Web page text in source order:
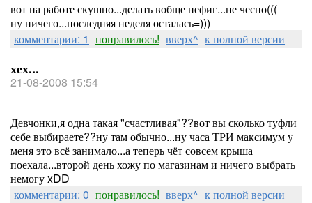
вот на работе скушно...делать вобще нефиг...не чесно(((
ну ничего...последняя неделя осталась=)))
комментарии: 1 понравилось! вверх^ к полной версии
хех...
21-08-2008 15:54
Девчонки,я одна такая "счастливая"??вот вы сколько туфли
себе выбираете??ну там обычно...ну часа ТРИ максимум у
меня это всё занимало...а теперь чёт совсем крыша
поехала...второй день хожу по магазинам и ничего выбрать
немогу xDD
комментарии: 0 понравилось! вверх^ к полной версии